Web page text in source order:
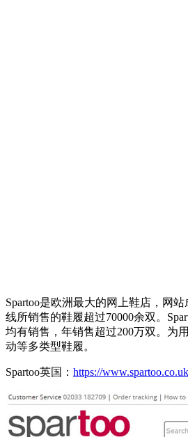
Spartoo是欧洲最大的网上鞋店，网
线所销售的鞋履超过70000余双。
均有销售，年销售超过200万双。为
动等多类型鞋履。
Spartoo英国： https://www.spartoo.co.uk